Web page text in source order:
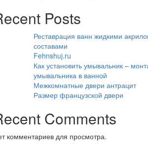
Posts
Реставрация ванн жидкими
составами
Fehnshuj.ru
Как установить умывальник –
умывальника в ванной
Межкомнатные двери антрацит
Размер французской двери
Comments
комментариев для просмотра.